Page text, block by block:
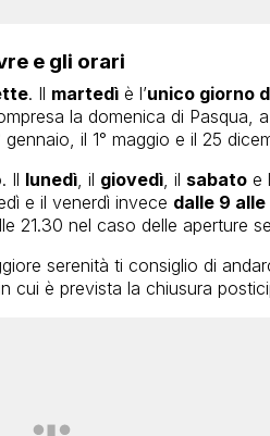
e gli orari
. Il martedìè l’unico giorno
la domenica di Pasqua,
il 1° maggio e il 25
Il lunedì, il giovedì, il sabatoe
e il venerdì invece dalle 9 alle
21.30 nel caso delle aperture
serenità ti consiglio di
cui è prevista la chiusura